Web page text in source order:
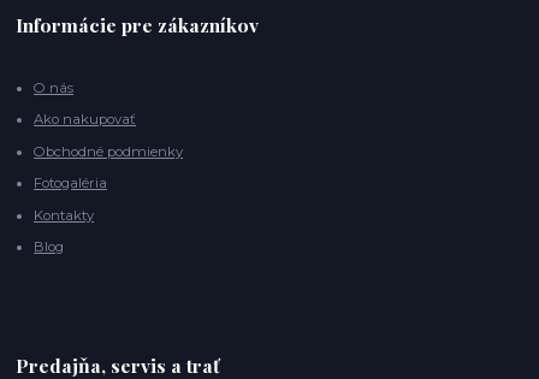
Informácie pre zákazníkov
O nás
Ako nakupovať
Obchodné podmienky
Fotogaléria
Kontakty
Blog
Predajňa, servis a trať